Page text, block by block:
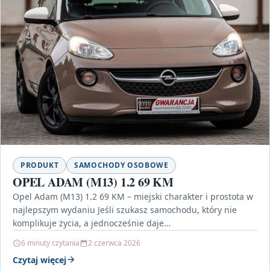
PRODUKT SAMOCHODY OSOBOWE
OPEL ADAM (M13) 1.2 69 KM
Opel Adam (M13) 1.2 69 KM – miejski charakter i prostota w
najlepszym wydaniu Jeśli szukasz samochodu, który nie
komplikuje życia, a jednocześnie daje…
6 minuty czytania 2 czerwca 2026
Czytaj więcej